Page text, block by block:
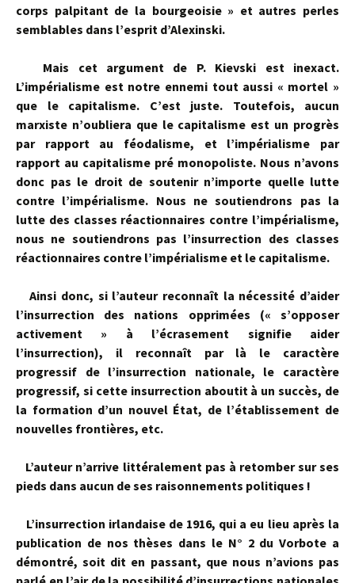
corps palpitant de la bourgeoisie » et autres perles
semblables dans l’esprit d’Alexinski.
Mais cet argument de P. Kievski est inexact.
L’impérialisme est notre en­nemi tout aussi « mortel »
que le capitalisme. C’est juste. Toutefois, au­cun
marxiste n’oubliera que le capitalisme est un progrès
par rapport au féodalisme, et l’impérialisme par
rapport au capitalisme pré monopoliste. Nous n’avons
donc pas le droit de soutenir n’importe quelle lutte
contre l’impérialisme. Nous ne soutiendrons pas la
lutte des classes réactionnaires contre l’impérialisme,
nous ne soutiendrons pas l’insurrection des classes
réactionnaires contre l’impérialisme et le capitalisme.
Ainsi donc, si l’auteur reconnaît la nécessité d’aider
l’insurrection des na­tions opprimées (« s’opposer
activement » à l’écrasement signifie aider
l’insurrection), il reconnaît par là le caractère
progressif de l’insurrection nationale, le caractère
progressif, si cette insurrection aboutit à un succès, de
la formation d’un nouvel État, de l’établissement de
nouvelles frontières, etc.
L’auteur n’arrive littéralement pas à retomber sur ses
pieds dans aucun de ses raisonnements politiques !
L’insurrection irlandaise de 1916, qui a eu lieu après la
publication de nos thèses dans le N° 2 du Vorbote a
démontré, soit dit en passant, que nous n’avions pas